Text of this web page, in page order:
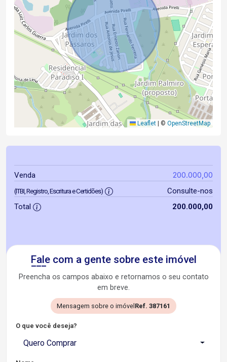
Leaflet | © OpenStreetMap
Venda 200.000,00
(ITBI, Registro, Escritura e Certidões)
Consulte-nos
Total
200.000,00
Fale com a gente sobre este imóvel
Preencha os campos abaixo e retornamos o seu contato
em breve.
Mensagem sobre o imóvelRef. 387161
O que você deseja?
Quero Comprar